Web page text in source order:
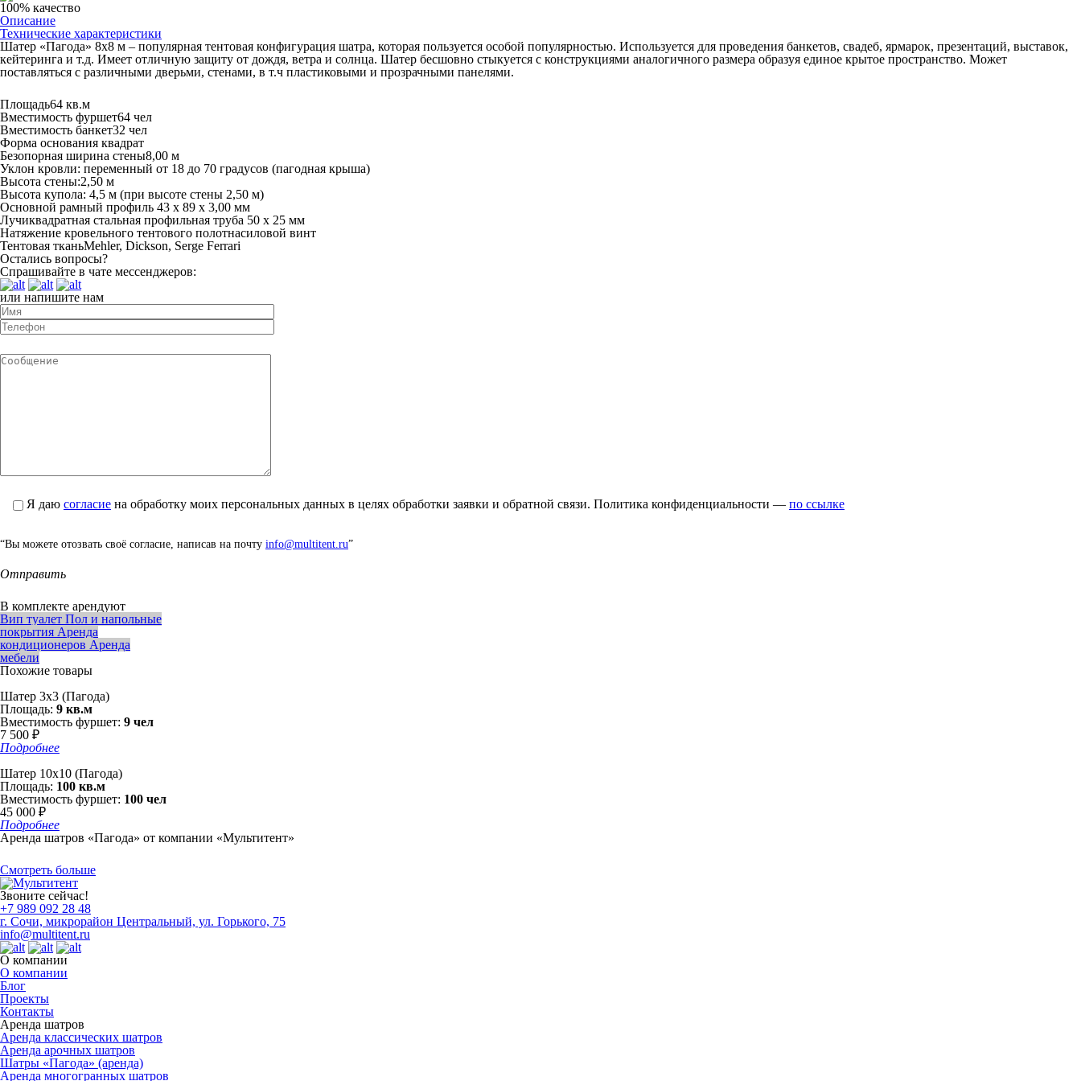
100% качество
Описание
Технические характеристики
Шатер «Пагода» 8х8 м – популярная тентовая конфигурация шатра, которая пользуется особой популярностью. Используется для проведения банкетов, свадеб, ярмарок, презентаций, выставок,
кейтеринга и т.д. Имеет отличную защиту от дождя, ветра и солнца. Шатер бесшовно стыкуется с конструкциями аналогичного размера образуя единое крытое пространство. Может
поставляться с различными дверьми, стенами, в т.ч пластиковыми и прозрачными панелями.
Площадь64 кв.м
Вместимость фуршет64 чел
Вместимость банкет32 чел
Форма основания квадрат
Безопорная ширина стены8,00 м
Уклон кровли: переменный от 18 до 70 градусов (пагодная крыша)
Высота стены:2,50 м
Высота купола: 4,5 м (при высоте стены 2,50 м)
Основной рамный профиль 43 х 89 x 3,00 мм
Лучиквадратная стальная профильная труба 50 x 25 мм
Натяжение кровельного тентового полотнасиловой винт
Тентовая тканьMehler, Dickson, Serge Ferrari
Остались вопросы?
Спрашивайте в чате мессенджеров:
или напишите нам
Я даю согласие на обработку моих персональных данных в целях обработки заявки и обратной связи. Политика конфиденциальности — по ссылке
“Вы можете отозвать своё согласие, написав на почту info@multitent.ru”
Отправить
В комплекте арендуют
Вип туалет Пол и напольные
покрытия Аренда
кондиционеров Аренда
мебели
Похожие товары
Шатер 3х3 (Пагода)
Площадь: 9 кв.м
Вместимость фуршет: 9 чел
7 500 ₽
Подробнее
Шатер 10х10 (Пагода)
Площадь: 100 кв.м
Вместимость фуршет: 100 чел
45 000 ₽
Подробнее
Аренда шатров «Пагода» от компании «Мультитент»
Смотреть больше
Звоните сейчас!
+7 989 092 28 48
г. Сочи, микрорайон Центральный, ул. Горького, 75
info@multitent.ru
О компании
О компании
Блог
Проекты
Контакты
Аренда шатров
Аренда классических шатров
Аренда арочных шатров
Шатры «Пагода» (аренда)
Аренда многогранных шатров